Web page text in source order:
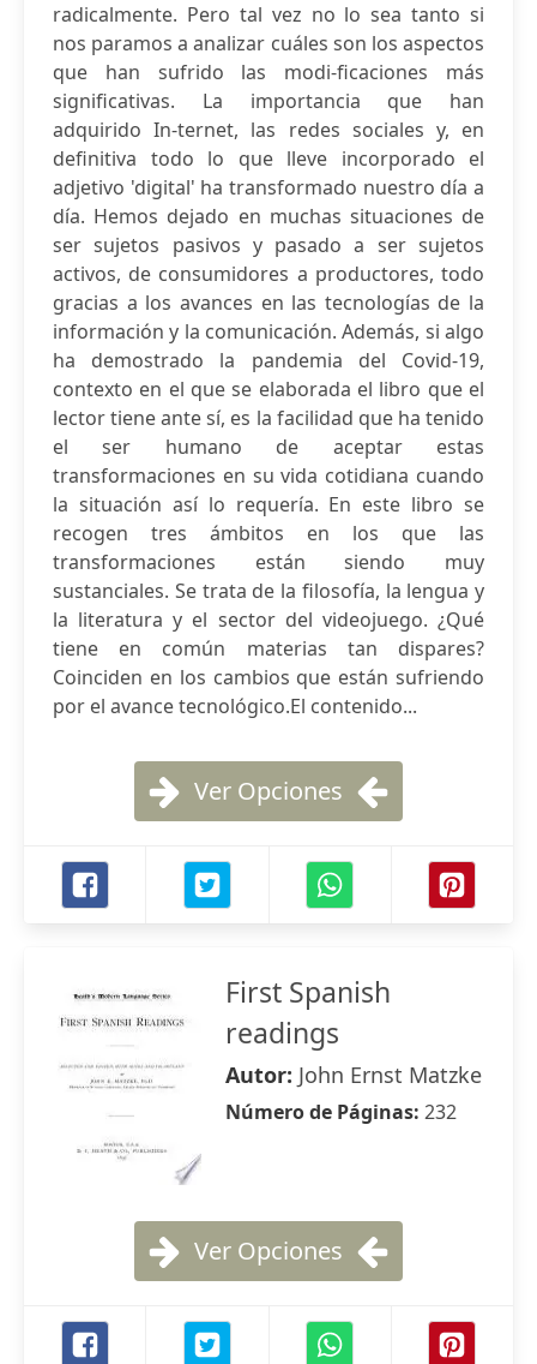
radicalmente. Pero tal vez no lo sea tanto si
nos paramos a analizar cuáles son los aspectos
que han sufrido las modi-ficaciones más
significativas. La importancia que han
adquirido In-ternet, las redes sociales y, en
definitiva todo lo que lleve incorporado el
adjetivo 'digital' ha transformado nuestro día a
día. Hemos dejado en muchas situaciones de
ser sujetos pasivos y pasado a ser sujetos
activos, de consumidores a productores, todo
gracias a los avances en las tecnologías de la
información y la comunicación. Además, si algo
ha demostrado la pandemia del Covid-19,
contexto en el que se elaborada el libro que el
lector tiene ante sí, es la facilidad que ha tenido
el ser humano de aceptar estas
transformaciones en su vida cotidiana cuando
la situación así lo requería. En este libro se
recogen tres ámbitos en los que las
transformaciones están siendo muy
sustanciales. Se trata de la filosofía, la lengua y
la literatura y el sector del videojuego. ¿Qué
tiene en común materias tan dispares?
Coinciden en los cambios que están sufriendo
por el avance tecnológico.El contenido...
Ver Opciones
First Spanish
readings
Autor: John Ernst Matzke
Número de Páginas: 232
Ver Opciones